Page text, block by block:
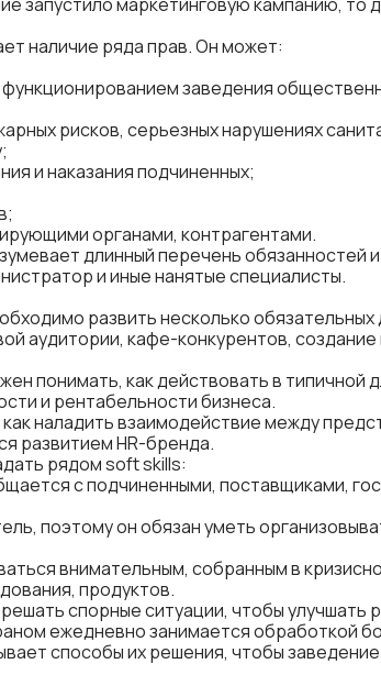
наличие ряда прав. Он может:
заведения
рисков, серьезных нарушениях
и наказания подчиненных;
органами, контрагентами.
длинный перечень обязанностей
и иные нанятые специалисты.
развить несколько обязательных
аудитории, кафе-конкурентов,
понимать, как действовать в типичной
и рентабельности бизнеса.
наладить взаимодействие между
развитием HR-бренда.
рядом soft skills:
с подчиненными, поставщиками,
поэтому он обязан уметь
внимательным, собранным в
продуктов.
спорные ситуации, чтобы улучшать
ежедневно занимается обработкой
способы их решения, чтобы